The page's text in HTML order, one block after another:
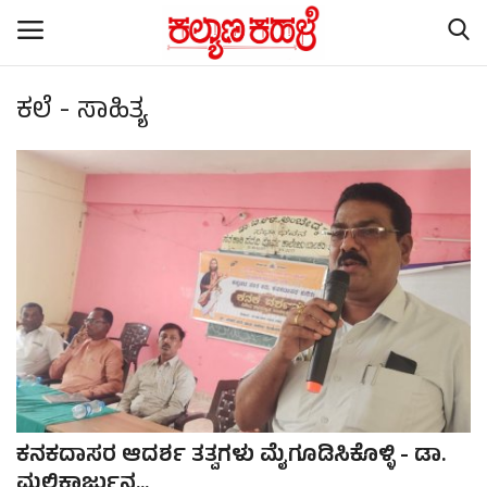
Home
Subscription
ರಾಷ್ಟ್ರೀಯ ಸುದ್ದಿ
ರಾಜ್ಯ ಸುದ್ದಿ
ಕಲೆ - ಸಾಹಿತ್ಯ
ಕ್ರೈಂ ಸ್ಟೋರಿ
ಕಲೆ - ಸಾಹಿತ್ಯ
ಕನಕದಾಸರ ಆದರ್ಶ ತತ್ವಗಳು ಮೈಗೂಡಿಸಿಕೊಳ್ಳಿ - ಡಾ.